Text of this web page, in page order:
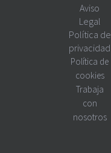
Aviso
Legal
Política de
privacidad
Política de
cookies
Trabaja
con
nosotros